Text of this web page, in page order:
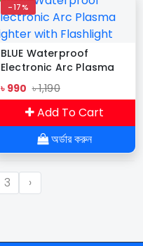
-17%
BLUE Waterproof
Electronic Arc Plasma
Lighter with Flashlight
৳ 990 ৳ 1,190
Add To Cart
অর্ডার করুন
3 ›